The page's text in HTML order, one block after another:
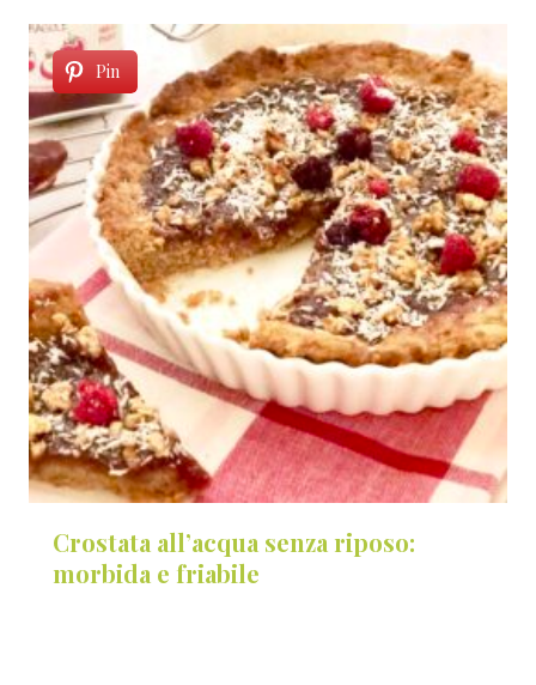
Pin
Crostata all’acqua senza riposo:
morbida e friabile